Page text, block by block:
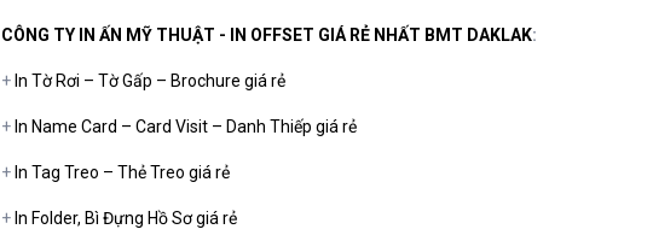
CÔNG TY IN ẤN MỸ THUẬT - IN OFFSET GIÁ RẺ NHẤT BMT DAKLAK:
+ In Tờ Rơi – Tờ Gấp – Brochure giá rẻ
+ In Name Card – Card Visit – Danh Thiếp giá rẻ
+ In Tag Treo – Thẻ Treo giá rẻ
+ In Folder, Bì Đựng Hồ Sơ giá rẻ